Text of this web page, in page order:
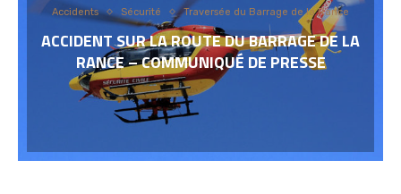
Accidents Sécurité Traversée du Barrage de la Rance
ACCIDENT SUR LA ROUTE DU BARRAGE DE LA
RANCE – COMMUNIQUÉ DE PRESSE